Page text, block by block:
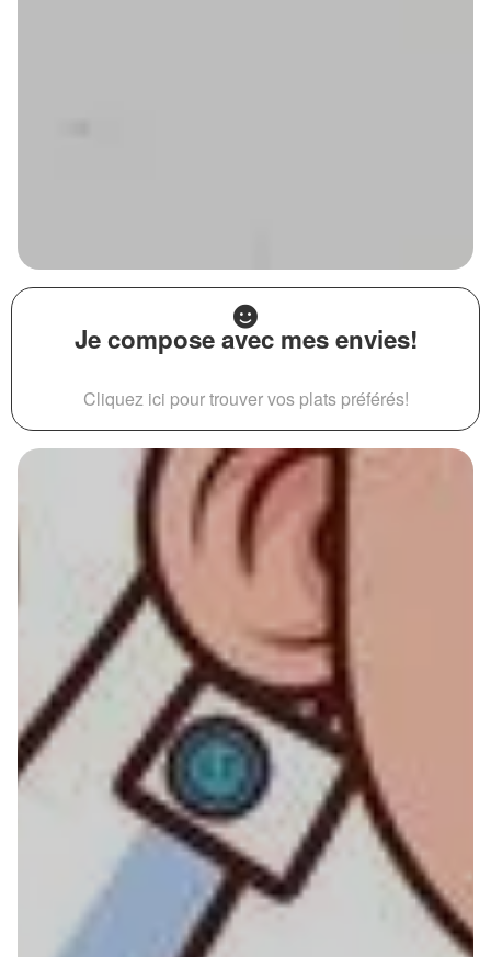
Je compose avec mes envies!
Cliquez ici pour trouver vos plats préférés!